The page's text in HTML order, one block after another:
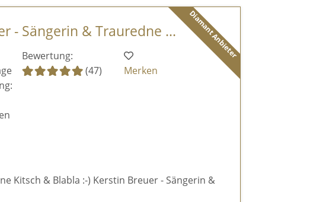
Diamant Anbieter
- Sängerin & Trauredne ...
Bewertung:
(47)
Merken
Kitsch & Blabla :-) Kerstin Breuer - Sängerin &